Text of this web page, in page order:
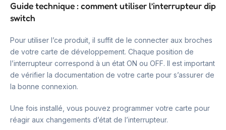
Guide technique : comment utiliser l’interrupteur dip
switch
Pour utiliser l’ce produit, il suffit de le connecter aux broches
de votre carte de développement. Chaque position de
l’interrupteur correspond à un état ON ou OFF. Il est important
de vérifier la documentation de votre carte pour s’assurer de
la bonne connexion.
Une fois installé, vous pouvez programmer votre carte pour
réagir aux changements d’état de l’interrupteur.